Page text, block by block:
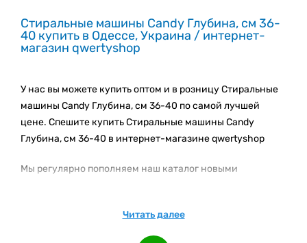
Стиральные машины Candy Глубина, см 36-
40 купить в Одессе, Украина / интернет-
магазин qwertyshop
У нас вы можете купить оптом и в розницу Стиральные
машины Candy Глубина, см 36-40 по самой лучшей
цене. Спешите купить Стиральные машины Candy
Глубина, см 36-40 в интернет-магазине qwertyshop
Мы регулярно пополняем наш каталог новыми
наших акционных предложениях и новинках.
Читать далее